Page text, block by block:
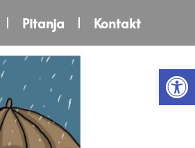
Pitanja Kontakt